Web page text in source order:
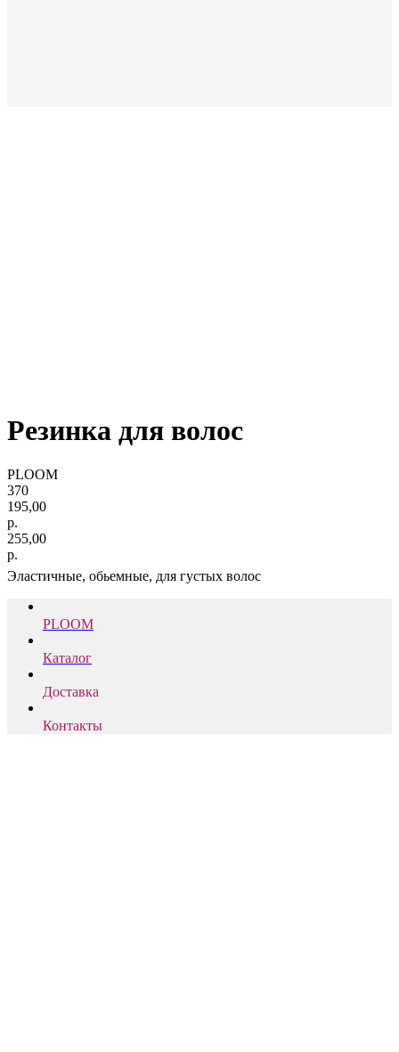
Резинка для волос
PLOOM
370
195,00
р.
255,00
р.
Эластичные, обьемные, для густых волос
PLOOM
Каталог
Доставка
Контакты